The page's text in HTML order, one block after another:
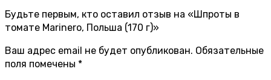
Будьте первым, кто оставил отзыв на «Шпроты в
томате Marinero, Польша (170 г)»
Ваш адрес email не будет опубликован. Обязательные
поля помечены *